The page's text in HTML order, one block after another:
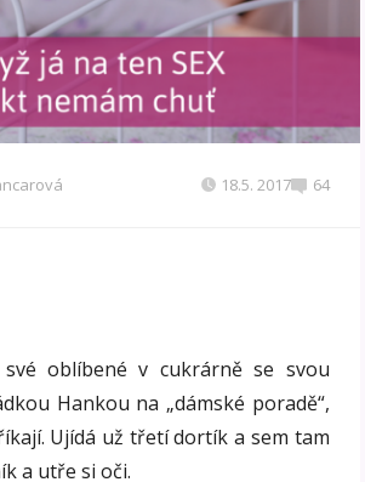
18.5. 2017 64
své oblíbené v cukrárně se svou
Hankou na „dámské poradě“,
Ujídá už třetí dortík a sem tam
a utře si oči.